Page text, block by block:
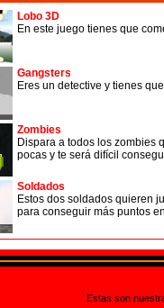
Lobo 3D
En este juego tienes que
Gangsters
Eres un detective y tienes
Zombies
Dispara a todos los zombies
pocas y te será difícil
Soldados
Estos dos soldados quieren
para conseguir más puntos
Estas son